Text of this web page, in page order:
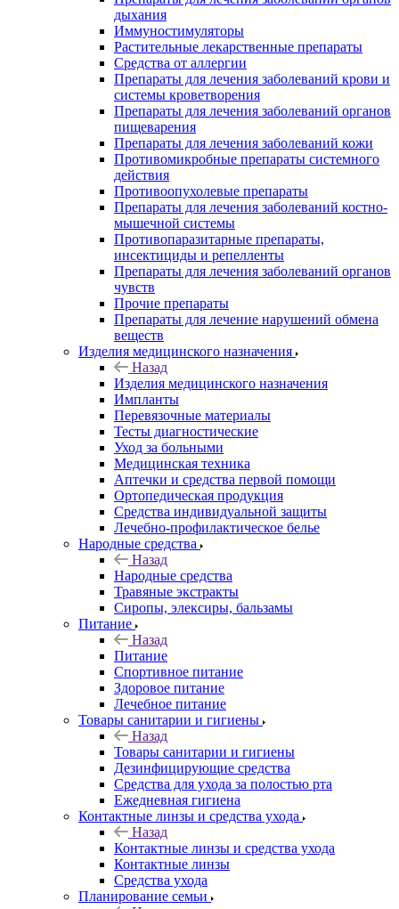
дыхания
Иммуностимуляторы
Растительные лекарственные препараты
Средства от аллергии
Препараты для лечения заболеваний крови и
системы кроветворения
Препараты для лечения заболеваний органов
пищеварения
Препараты для лечения заболеваний кожи
Противомикробные препараты системного
действия
Противоопухолевые препараты
Препараты для лечения заболеваний костно-
мышечной системы
Противопаразитарные препараты,
инсектициды и репелленты
Препараты для лечения заболеваний органов
чувств
Прочие препараты
Препараты для лечение нарушений обмена
веществ
Изделия медицинского назначения
Назад
Изделия медицинского назначения
Импланты
Перевязочные материалы
Тесты диагностические
Уход за больными
Медицинская техника
Аптечки и средства первой помощи
Ортопедическая продукция
Средства индивидуальной защиты
Лечебно-профилактическое белье
Народные средства
Назад
Народные средства
Травяные экстракты
Сиропы, элексиры, бальзамы
Питание
Назад
Питание
Спортивное питание
Здоровое питание
Лечебное питание
Товары санитарии и гигиены
Назад
Товары санитарии и гигиены
Дезинфицирующие средства
Средства для ухода за полостью рта
Ежедневная гигиена
Контактные линзы и средства ухода
Назад
Контактные линзы и средства ухода
Контактные линзы
Средства ухода
Планирование семьи